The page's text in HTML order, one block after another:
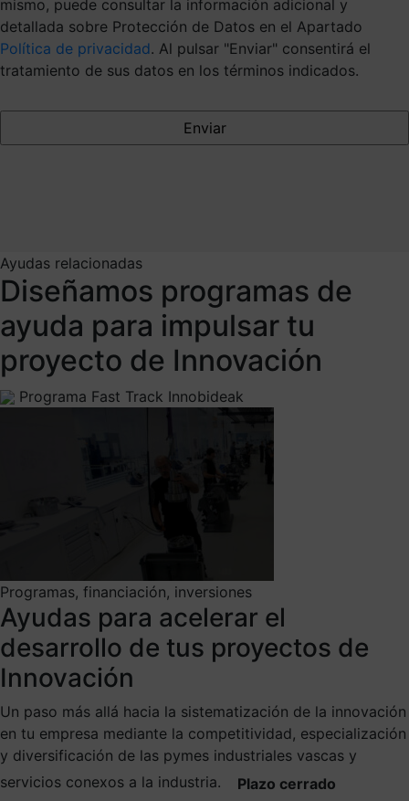
mismo, puede consultar la información adicional y
detallada sobre Protección de Datos en el Apartado
Política de privacidad. Al pulsar "Enviar" consentirá el
tratamiento de sus datos en los términos indicados.
Ayudas relacionadas
Diseñamos programas de
ayuda para impulsar tu
proyecto de Innovación
Programa Fast Track Innobideak
Programas, financiación, inversiones
Ayudas para acelerar el
desarrollo de tus proyectos de
Innovación
Un paso más allá hacia la sistematización de la innovación
en tu empresa mediante la competitividad, especialización
y diversificación de las pymes industriales vascas y
servicios conexos a la industria.
Plazo cerrado